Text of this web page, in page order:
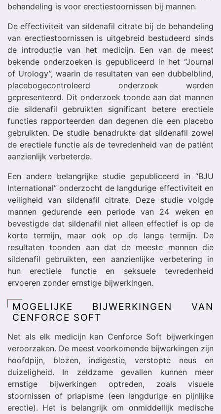
behandeling is voor erectiestoornissen bij mannen.
De effectiviteit van sildenafil citrate bij de behandeling
van erectiestoornissen is uitgebreid bestudeerd sinds
de introductie van het medicijn. Een van de meest
bekende onderzoeken is gepubliceerd in het “Journal
of Urology”, waarin de resultaten van een dubbelblind,
placebogecontroleerd onderzoek werden
gepresenteerd. Dit onderzoek toonde aan dat mannen
die sildenafil gebruikten significant betere erectiele
functies rapporteerden dan degenen die een placebo
gebruikten. De studie benadrukte dat sildenafil zowel
de erectiele functie als de tevredenheid van de patiënt
aanzienlijk verbeterde.
Een andere belangrijke studie gepubliceerd in “BJU
International” onderzocht de langdurige effectiviteit en
veiligheid van sildenafil citrate. Deze studie volgde
mannen gedurende een periode van 24 weken en
bevestigde dat sildenafil niet alleen effectief is op de
korte termijn, maar ook op de lange termijn. De
resultaten toonden aan dat de meeste mannen die
sildenafil gebruikten, een aanzienlijke verbetering in
hun erectiele functie en seksuele tevredenheid
ervoeren zonder ernstige bijwerkingen.
MOGELIJKE BIJWERKINGEN VAN
CENFORCE SOFT
Net als elk medicijn kan Cenforce Soft bijwerkingen
veroorzaken. De meest voorkomende bijwerkingen zijn
hoofdpijn, blozen, indigestie, verstopte neus en
duizeligheid. In zeldzame gevallen kunnen meer
ernstige bijwerkingen optreden, zoals visuele
stoornissen of priapisme (een langdurige en pijnlijke
erectie). Het is belangrijk om onmiddellijk medische